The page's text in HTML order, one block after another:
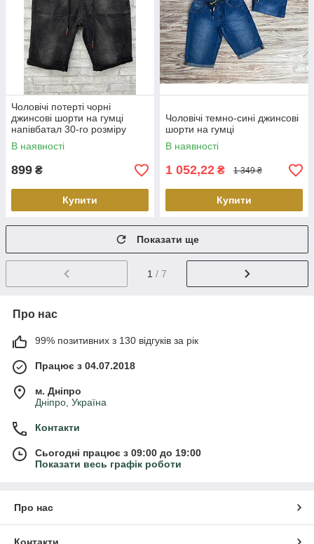
Чоловічі потерті чорні
джинсові шорти на гумці
напівбатал 30-го розміру
В наявності
899 ₴
Купити
Чоловічі темно-сині джинсові
шорти на гумці
В наявності
1 052,22 ₴ 1 349 ₴
Купити
Показати ще
1 / 7
Про нас
99% позитивних з 130 відгуків за рік
Працює з 04.07.2018
м. Дніпро
Дніпро, Україна
Контакти
Сьогодні працює з 09:00 до 19:00
Показати весь графік роботи
Про нас